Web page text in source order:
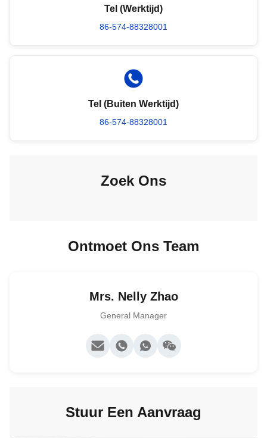
Tel (werktijd)
86-574-88328001
Tel (buiten Werktijd)
86-574-88328001
Zoek Ons
Ontmoet Ons Team
Mrs. Nelly Zhao
General Manager
Stuur Een Aanvraag